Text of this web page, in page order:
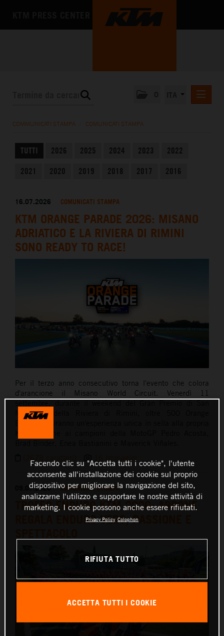
L'AZIENDA
COMMUNICATI STAMPA COMUNICATI STAMPA
TUTTI 2026 2025 2024 2023
2022
2021
2020 2019 2018 2017 2016
16.07.2026 COMUNICATI STAMPA
KTM ORANGE PARADE 2026: MISANO
ADRIATICO E LA RIVIERA DI RIMINI
SONO READY TO RACE!
Per il terzo anno consecutivo torna l'evento che colora
d'arancione il Misano World Circuit. Venerdì 11
settembre, durante il weekend del Gran Premio di San
Marino e della Riviera di Rimini, oltre 500 Orange
09.07.2026 COMUNICATI STAMPA
TROFEO ENDURO KTM 2026: ARRONE
REGALA ENDURO VERO, PASSIONE E
Facendo clic su "Accetta tutti i cookie", l'utente
acconsente all'installazione dei cookie sul proprio
dispositivo per migliorare la navigazione del sito,
analizzarne l'utilizzo e supportare le nostre attività di
marketing. I cookie possono anche essere rifiutati.
Privacy Policy Colophon
RIFIUTA TUTTO
ACCETTA TUTTI I COOKIE